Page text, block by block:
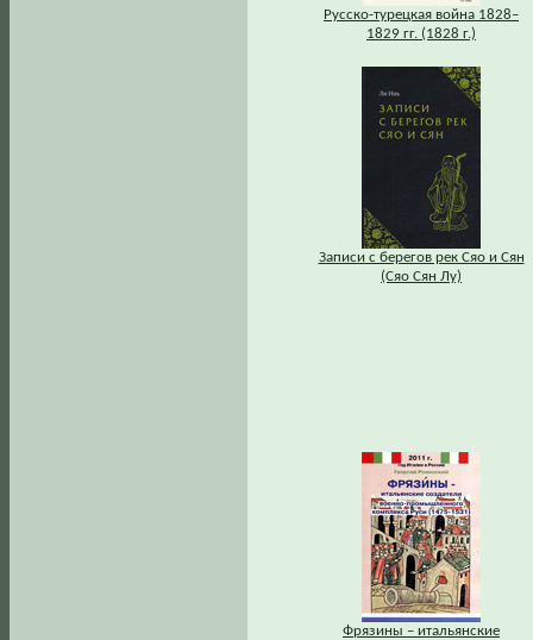
Русско-турецкая война 1828–
1829 гг. (1828 г.)
Записи с берегов рек Сяо и Сян
(Сяо Сян Лу)
Фрязины – итальянские